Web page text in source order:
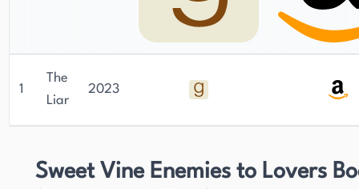
1
The
Liar
2023
Sweet Vine Enemies to Lovers